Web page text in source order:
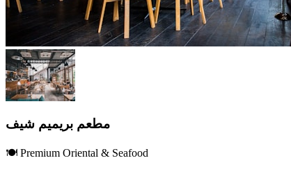
مطعم بريميم شيف
🍽️ Premium Oriental & Seafood